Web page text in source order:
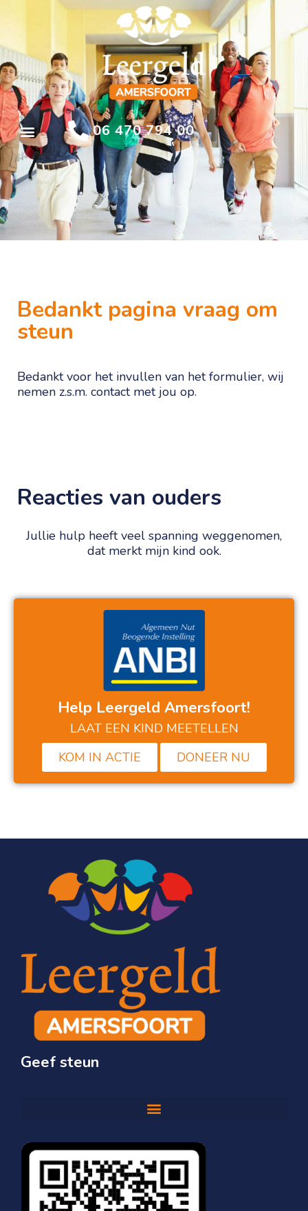
06 470 794 00
Bedankt pagina vraag om
steun
Bedankt voor het invullen van het formulier, wij
nemen z.s.m. contact met jou op.
Reacties van ouders
Jullie hulp heeft veel spanning weggenomen,
dat merkt mijn kind ook.
Help Leergeld Amersfoort!
LAAT EEN KIND MEETELLEN
KOM IN ACTIE
DONEER NU
Geef steun